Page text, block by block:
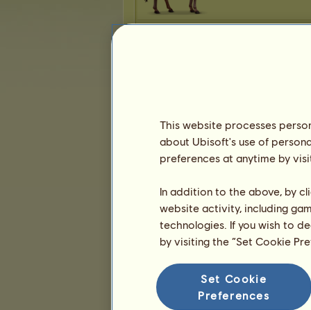
Lord1234
This website processes
about Ubisoft's use of
preferences at anytime by
In addition to the above, by
website activity, including
technologies. If you wish to
by visiting the “Set Cookie
Set Cookie
Preferences